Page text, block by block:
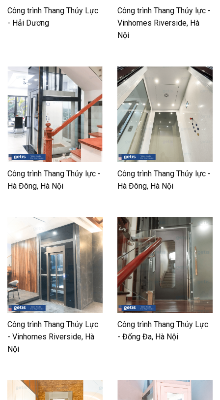
Công trình Thang Thủy Lực
- Hải Dương
Công trình Thang Thủy lực -
Vinhomes Riverside, Hà
Nội
Công trình Thang Thủy lực -
Hà Đông, Hà Nội
Công trình Thang Thủy lực -
Hà Đông, Hà Nội
Công trình Thang Thủy Lực
- Vinhomes Riverside, Hà
Nội
Công trình Thang Thủy Lực
- Đống Đa, Hà Nội